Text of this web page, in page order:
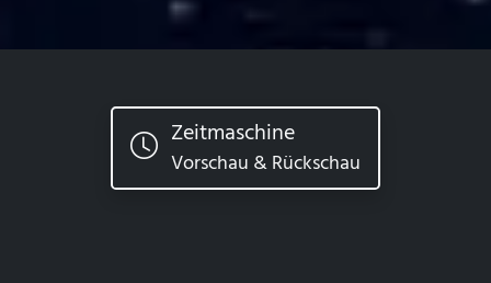
Zeitmaschine
Vorschau & Rückschau